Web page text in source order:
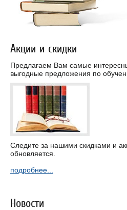
Акции и скидки
Предлагаем Вам самые
выгодные предложения по
Следите за нашими скидками и
обновляется.
подробнее...
Новости